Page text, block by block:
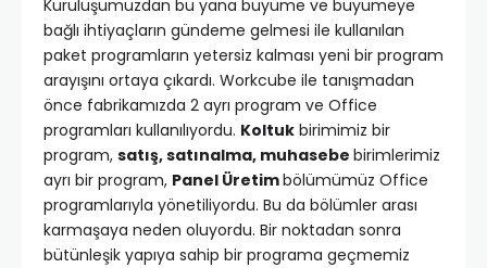
Kuruluşumuzdan bu yana büyüme ve büyümeye
bağlı ihtiyaçların gündeme gelmesi ile kullanılan
paket programların yetersiz kalması yeni bir program
arayışını ortaya çıkardı. Workcube ile tanışmadan
önce fabrikamızda 2 ayrı program ve Office
programları kullanılıyordu. Koltuk birimimiz bir
program, satış, satınalma, muhasebe birimlerimiz
ayrı bir program, Panel Üretimbölümümüz Office
programlarıyla yönetiliyordu. Bu da bölümler arası
karmaşaya neden oluyordu. Bir noktadan sonra
bütünleşik yapıya sahip bir programa geçmemiz